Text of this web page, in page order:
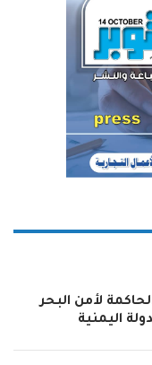
لأمن البحر
اليمنية